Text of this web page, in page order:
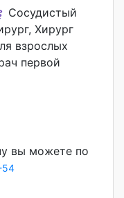
Сосудистый
Хирург
взрослых
первой
вы можете по
54